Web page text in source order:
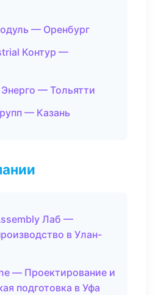
— Оренбург
Контур —
— Тольятти
— Казань
Лаб —
в Улан-
— Проектирование и
подготовка в Уфа